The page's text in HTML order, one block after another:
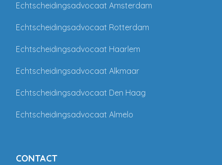
Echtscheidingsadvocaat Amsterdam
Echtscheidingsadvocaat Rotterdam
Echtscheidingsadvocaat Haarlem
Echtscheidingsadvocaat Alkmaar
Echtscheidingsadvocaat Den Haag
Echtscheidingsadvocaat Almelo
CONTACT